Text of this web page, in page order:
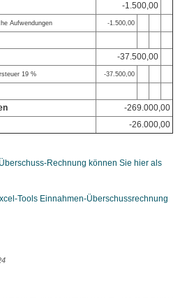
-1.500,00
Aufwendungen -1.500,00
-37.500,00
19 % -37.500,00
-269.000,00
-26.000,00
Rechnung können Sie hier als
Tools Einnahmen-Überschussrechnung